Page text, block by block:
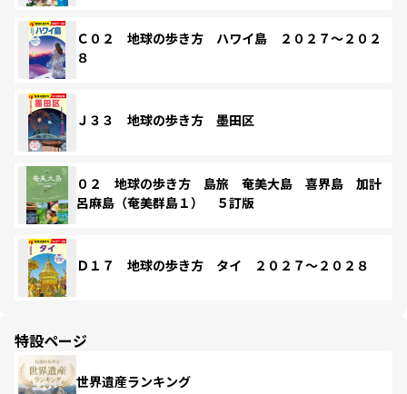
Ｃ０２ 地球の歩き方 ハワイ島 ２０２７～２０２
８
Ｊ３３ 地球の歩き方 墨田区
０２ 地球の歩き方 島旅 奄美大島 喜界島 加計
呂麻島（奄美群島１） ５訂版
Ｄ１７ 地球の歩き方 タイ ２０２７～２０２８
特設ページ
世界遺産ランキング